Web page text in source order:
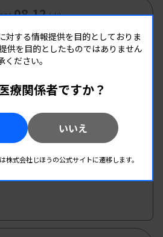
08.12（水）
修会
師会
08.13 （木）
討会
対する情報提供を目的としておりま
供を目的としたものではありません
ださい。
療関係者ですか？
いいえ
式会社じほうの公式サイトに遷移します。